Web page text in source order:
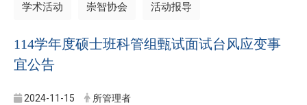
学术活动 崇智协会 活动报导
114学年度硕士班科管组甄试面试台风应变事
宜公告
2024-11-15 所管理者